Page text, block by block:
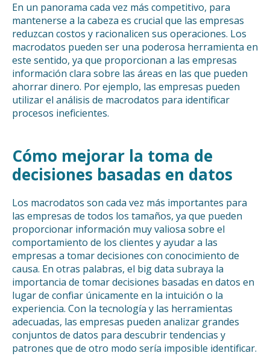
En un panorama cada vez más competitivo, para
mantenerse a la cabeza es crucial que las empresas
reduzcan costos y racionalicen sus operaciones. Los
macrodatos pueden ser una poderosa herramienta en
este sentido, ya que proporcionan a las empresas
información clara sobre las áreas en las que pueden
ahorrar dinero. Por ejemplo, las empresas pueden
utilizar el análisis de macrodatos para identificar
procesos ineficientes.
Cómo mejorar la toma de
decisiones basadas en datos
Los macrodatos son cada vez más importantes para
las empresas de todos los tamaños, ya que pueden
proporcionar información muy valiosa sobre el
comportamiento de los clientes y ayudar a las
empresas a tomar decisiones con conocimiento de
causa. En otras palabras, el big data subraya la
importancia de tomar decisiones basadas en datos en
lugar de confiar únicamente en la intuición o la
experiencia. Con la tecnología y las herramientas
adecuadas, las empresas pueden analizar grandes
conjuntos de datos para descubrir tendencias y
patrones que de otro modo sería imposible identificar.